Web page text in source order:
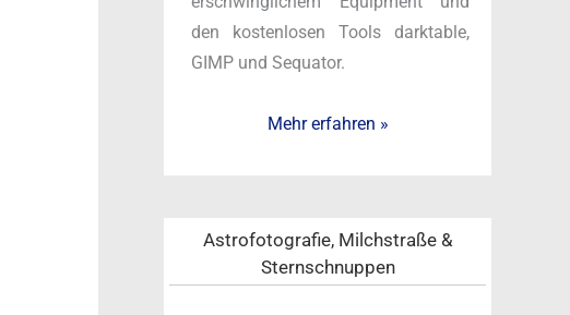
den kostenlosen Tools darktable,
GIMP und Sequator.
Mehr erfahren »
Astrofotografie, Milchstraße &
Sternschnuppen